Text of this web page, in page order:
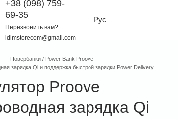
+38 (098) 759-
69-35
Перезвонить вам?
idimstorecom@gmail.com
Рус
Повербанки / Power Bank Proove
зарядка Qi и поддержка быстрой зарядки Power Delivery
Proove
зарядка Qi